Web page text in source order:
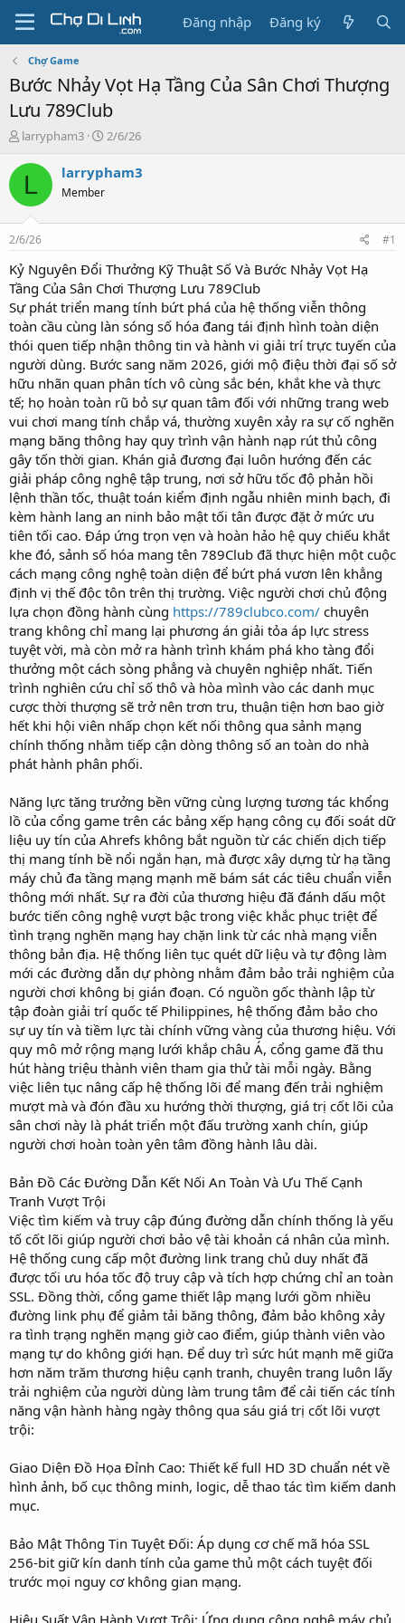
Đăng nhập Đăng ký
Chợ Game
Bước Nhảy Vọt Hạ Tầng Của Sân Chơi Thượng
Lưu 789Club
T
r
a
s
t
a
r
t
e
r
larrypham3
N
à
2/6/26
L larrypham3
Member
2/6/26 #1
Kỷ Nguyên Đổi Thưởng Kỹ Thuật Số Và Bước Nhảy Vọt Hạ
Tầng Của Sân Chơi Thượng Lưu 789Club
Sự phát triển mang tính bứt phá của hệ thống viễn thông
toàn cầu cùng làn sóng số hóa đang tái định hình toàn diện
thói quen tiếp nhận thông tin và hành vi giải trí trực tuyến của
người dùng. Bước sang năm 2026, giới mộ điệu thời đại số sở
hữu nhãn quan phân tích vô cùng sắc bén, khắt khe và thực
tế; họ hoàn toàn rũ bỏ sự quan tâm đối với những trang web
vui chơi mang tính chắp vá, thường xuyên xảy ra sự cố nghẽn
mạng băng thông hay quy trình vận hành nạp rút thủ công
gây tốn thời gian. Khán giả đương đại luôn hướng đến các
giải pháp công nghệ tập trung, nơi sở hữu tốc độ phản hồi
lệnh thần tốc, thuật toán kiểm định ngẫu nhiên minh bạch, đi
kèm hành lang an ninh bảo mật tối tân được đặt ở mức ưu
tiên tối cao. Đáp ứng trọn vẹn và hoàn hảo hệ quy chiếu khắt
khe đó, sảnh số hóa mang tên 789Club đã thực hiện một cuộc
cách mạng công nghệ toàn diện để bứt phá vươn lên khẳng
định vị thế độc tôn trên thị trường. Việc người chơi chủ động
lựa chọn đồng hành cùng https://789clubco.com/ chuyên
trang không chỉ mang lại phương án giải tỏa áp lực stress
tuyệt vời, mà còn mở ra hành trình khám phá kho tàng đổi
thưởng một cách sòng phẳng và chuyên nghiệp nhất. Tiến
trình nghiên cứu chỉ số thô và hòa mình vào các danh mục
cược thời thượng sẽ trở nên trơn tru, thuận tiện hơn bao giờ
hết khi hội viên nhấp chọn kết nối thông qua sảnh mạng
chính thống nhằm tiếp cận dòng thông số an toàn do nhà
phát hành phân phối.
Năng lực tăng trưởng bền vững cùng lượng tương tác khổng
lồ của cổng game trên các bảng xếp hạng công cụ đối soát dữ
liệu uy tín của Ahrefs không bắt nguồn từ các chiến dịch tiếp
thị mang tính bề nổi ngắn hạn, mà được xây dựng từ hạ tầng
máy chủ đa tầng mạng mạnh mẽ bám sát các tiêu chuẩn viễn
thông mới nhất. Sự ra đời của thương hiệu đã đánh dấu một
bước tiến công nghệ vượt bậc trong việc khắc phục triệt để
tình trạng nghẽn mạng hay chặn link từ các nhà mạng viễn
thông bản địa. Hệ thống liên tục quét dữ liệu và tự động làm
mới các đường dẫn dự phòng nhằm đảm bảo trải nghiệm của
người chơi không bị gián đoạn. Có nguồn gốc thành lập từ
tập đoàn giải trí quốc tế Philippines, hệ thống đảm bảo cho
sự uy tín và tiềm lực tài chính vững vàng của thương hiệu. Với
quy mô mở rộng mạng lưới khắp châu Á, cổng game đã thu
hút hàng triệu thành viên tham gia thử tài mỗi ngày. Bằng
việc liên tục nâng cấp hệ thống lõi để mang đến trải nghiệm
mượt mà và đón đầu xu hướng thời thượng, giá trị cốt lõi của
sân chơi này là phát triển một đấu trường xanh chín, giúp
người chơi hoàn toàn yên tâm đồng hành lâu dài.
Bản Đồ Các Đường Dẫn Kết Nối An Toàn Và Ưu Thế Cạnh
Tranh Vượt Trội
Việc tìm kiếm và truy cập đúng đường dẫn chính thống là yếu
tố cốt lõi giúp người chơi bảo vệ tài khoản cá nhân của mình.
Hệ thống cung cấp một đường link trang chủ duy nhất đã
được tối ưu hóa tốc độ truy cập và tích hợp chứng chỉ an toàn
SSL. Đồng thời, cổng game thiết lập mạng lưới gồm nhiều
đường link phụ để giảm tải băng thông, đảm bảo không xảy
ra tình trạng nghẽn mạng giờ cao điểm, giúp thành viên vào
mạng tự do không giới hạn. Để duy trì sức hút mạnh mẽ giữa
hơn năm trăm thương hiệu cạnh tranh, chuyên trang luôn lấy
trải nghiệm của người dùng làm trung tâm để cải tiến các tính
năng vận hành hàng ngày thông qua sáu giá trị cốt lõi vượt
trội:
Giao Diện Đồ Họa Đỉnh Cao: Thiết kế full HD 3D chuẩn nét về
hình ảnh, bố cục thông minh, logic, dễ thao tác tìm kiếm danh
mục.
Bảo Mật Thông Tin Tuyệt Đối: Áp dụng cơ chế mã hóa SSL
256-bit giữ kín danh tính của game thủ một cách tuyệt đối
trước mọi nguy cơ không gian mạng.
Hiệu Suất Vận Hành Vượt Trội: Ứng dụng công nghệ máy chủ